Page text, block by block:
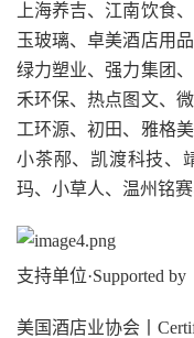
上海养吉、江南饮食
玉玻璃、卓美酒店用
绿力塑业、强力集团
禾环保、热点图文、
工环源、初田、雅格
小茶邴、凯渡科技、
玛、小草人、温州铭
支持单位·Supported by
美国酒店业协会丨